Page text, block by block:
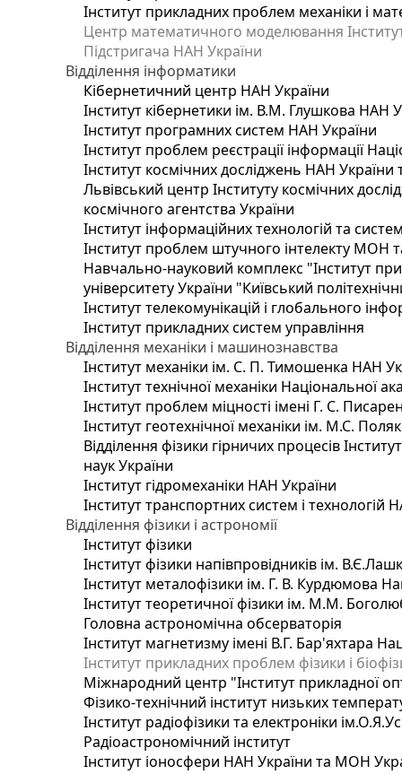
Інститут прикладних проблем механіки і
Центр математичного моделювання
Підстригача НАН України
Відділення інформатики
Кібернетичний центр НАН України
Інститут кібернетики ім. В.М. Глушкова НАН
Інститут програмних систем НАН України
Інститут проблем реєстрації інформації
Інститут космічних досліджень НАН України
Львівський центр Інституту космічних
космічного агентства України
Інститут інформаційних технологій та
Інститут проблем штучного інтелекту МОН
Навчально-науковий комплекс "Інститут
університету України "Київський
Інститут телекомунікацій і глобального
Інститут прикладних систем управління
Відділення механіки і машинознавства
Інститут механіки ім. С. П. Тимошенка НАН
Інститут технічної механіки Національної
Інститут проблем міцності імені Г. С.
Інститут геотехнічної механіки ім. М.С.
Відділення фізики гірничих процесів
наук України
Інститут гідромеханіки НАН України
Інститут транспортних систем і технологій
Відділення фізики і астрономії
Інститут фізики
Інститут фізики напівпровідників ім.
Інститут металофізики ім. Г. В. Курдюмова
Інститут теоретичної фізики ім. М.М.
Головна астрономічна обсерваторія
Інститут магнетизму імені В.Г. Бар'яхтара
Інститут прикладних проблем фізики і
Міжнародний центр "Інститут прикладної
Фізико-технічний інститут низьких
Інститут радіофізики та електроніки
Радіоастрономічний інститут
Інститут іоносфери НАН України та МОН